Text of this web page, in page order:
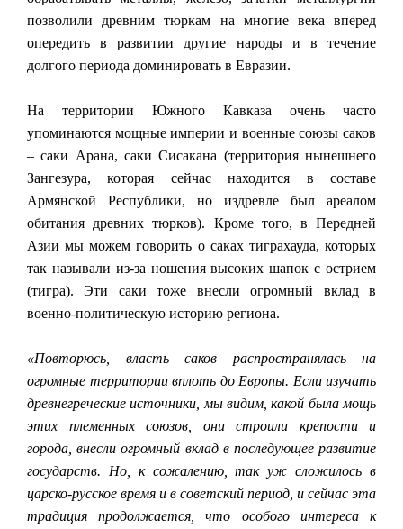
позволили древним тюркам на многие века вперед
опередить в развитии другие народы и в течение
долгого периода доминировать в Евразии.
На территории Южного Кавказа очень часто
упоминаются мощные империи и военные союзы саков
– саки Арана, саки Сисакана (территория нынешнего
Зангезура, которая сейчас находится в составе
Армянской Республики, но издревле был ареалом
обитания древних тюрков). Кроме того, в Передней
Азии мы можем говорить о саках тиграхауда, которых
так называли из-за ношения высоких шапок с острием
(тигра). Эти саки тоже внесли огромный вклад в
военно-политическую историю региона.
«Повторюсь, власть саков распространялась на
огромные территории вплоть до Европы. Если изучать
древнегреческие источники, мы видим, какой была мощь
этих племенных союзов, они строили крепости и
города, внесли огромный вклад в последующее развитие
государств. Но, к сожалению, так уж сложилось в
царско-русское время и в советский период, и сейчас эта
традиция продолжается, что особого интереса к